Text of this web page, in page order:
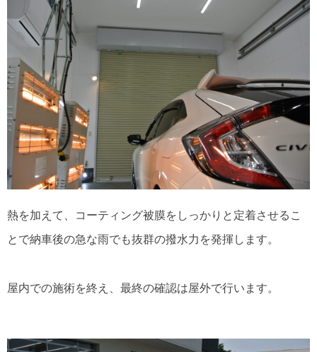
熱を加えて、コーティング被膜をしっかりと定着させるこ
とで納車後の急な雨でも抜群の撥水力を発揮します。
屋内での施術を終え、最終の確認は屋外で行います。